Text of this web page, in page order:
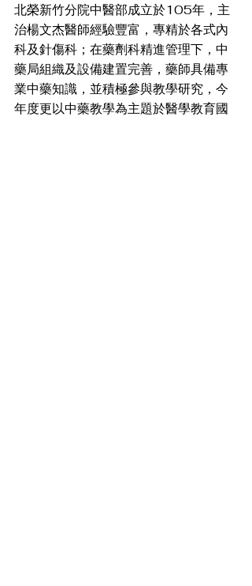
北榮新竹分院中醫部成立於105年，主
治楊文杰醫師經驗豐富，專精於各式內
科及針傷科；在藥劑科精進管理下，中
藥局組織及設備建置完善，藥師具備專
業中藥知識，並積極參與教學研究，今
年度更以中藥教學為主題於醫學教育國